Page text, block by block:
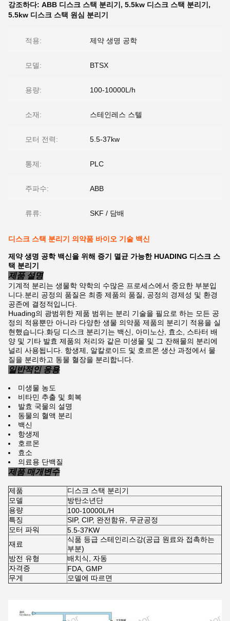
강조하다: ABB 디스크 스택 분리기 , 5.5kw 디스크 스택 분리기 ,
5.5kw 디스크 스택 원심 분리기
적용: 제약 생명 공학
모델: BTSX
용량: 100-10000L/h
소재: 스테인레스 스텔
모터 전력: 5.5-37kw
통제: PLC
주파수: ABB
류류: SKF / 담배
디스크 스택 분리기 의약품 바이오 기술 백신
제약 생명 공학 백신을 위해 증기 멸균 가능한 HUADING 디스크 스
택 분리기
제품 설명
기계적 분리는 생물학 약학의 수많은 프로세스에서 중요한 부분입
니다.분리 공정의 품질은 최종 제품의 품질, 공정의 경제성 및 환경
공존에 결정적입니다.
Huading의 광범위한 제품 범위는 분리 기술을 필요로 하는 모든 공
정의 적용뿐만 아니라 다양한 생물 의약품 제품의 분리기 적용을 실
현했습니다.화딩 디스크 분리기는 백신, 아미노산, 효소, 스타터 배
양 및 기타 발효 제품의 처리와 같은 미생물 및 그 잔해물의 분리에
널리 사용됩니다. 항생제, 알칼로이드 및 호르몬 생산 과정에서 물
질을 분리하고 동물 혈장을 분리합니다.
일반적인 응용
미생물 농도
비타민 추출 및 회복
발효 국물의 설명
동물의 혈액 분리
백신
항생제
호르몬
효소
의료용 단백질
제품 매개변수
제품
디스크 스택 분리기
모델
방탄소년단
용량
100-10000L/H
특징
SIP, CIP, 완전함유, 무균공정
모터 파워
5.5-37KW
재료
식품 등급 스테인리스강(공급 원료와 접촉하는
부분)
방전 유형
배치식, 자동
자격증
FDA, GMP
무게
모델에 따르면